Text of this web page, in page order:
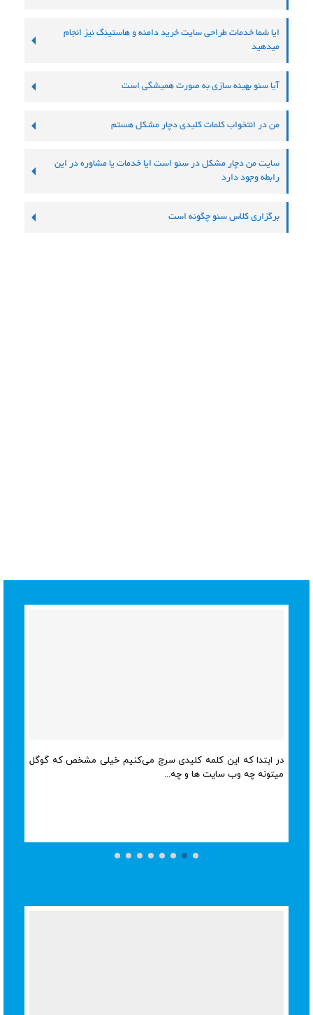
ایا شما خدمات طراحی سایت خرید دامنه و هاستینگ نیز انجام
میدهید
آیا سئو بهینه سازی به صورت همیشگی است
من در انتخواب کلمات کلیدی دچار مشکل هستم
سایت من دچار مشکل در سئو است ایا خدمات یا مشاوره در این
رابطه وجود دارد
برگزاری کلاس سئو چگونه است
در ابتدا که این کلمه کلیدی سرچ می‌کنیم خیلی مشخص که گوگل
میتونه چه وب سایت ها و چه...